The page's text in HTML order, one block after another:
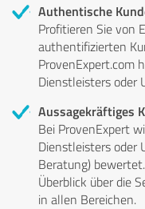
Authentische
Profitieren Sie von
authentifizierten
ProvenExpert.com
Dienstleisters oder
Aussagekräftiges
Bei ProvenExpert
Dienstleisters oder
Beratung)
Überblick über die
in allen Bereichen.